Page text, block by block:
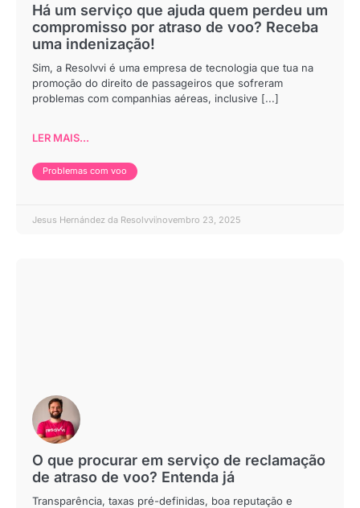
Há um serviço que ajuda quem perdeu um
compromisso por atraso de voo? Receba
uma indenização!
Sim, a Resolvvi é uma empresa de tecnologia que tua na
promoção do direito de passageiros que sofreram
problemas com companhias aéreas, inclusive [...]
LER MAIS...
Problemas com voo
Jesus Hernández da Resolvvi novembro 23, 2025
O que procurar em serviço de reclamação
de atraso de voo? Entenda já
Transparência, taxas pré-definidas, boa reputação e